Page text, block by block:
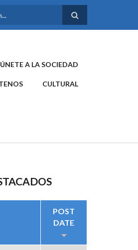
ÚNETE A LA SOCIEDAD
CULTURAL
POST
DATE